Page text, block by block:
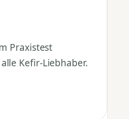
Praxistest
Kefir-Liebhaber.